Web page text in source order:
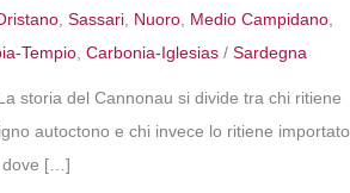
,Sassari Nuoro Medio Campidano
Tempio ,Carbonia-Iglesias /Sardegna
storia del Cannonau si divide tra chi ritiene
autoctono e chi invece lo ritiene importato
dove […]